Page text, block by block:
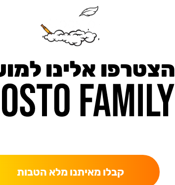
הצטרפו אלינו
קבלו מאיתנו מלא הטבות